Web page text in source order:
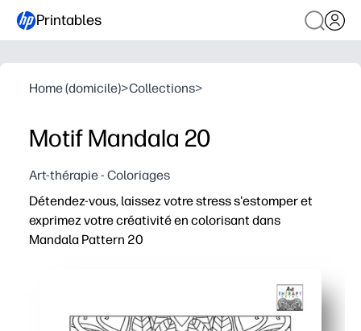
Printables
Home (domicile)>Collections>
Motif Mandala 20
Art-thérapie - Coloriages
Détendez-vous, laissez votre stress s'estomper et
exprimez votre créativité en colorisant dans
Mandala Pattern 20
Pleine conscience intégrée - la répétition des formes
Utilisation polyvalente - Parfait pour les coins